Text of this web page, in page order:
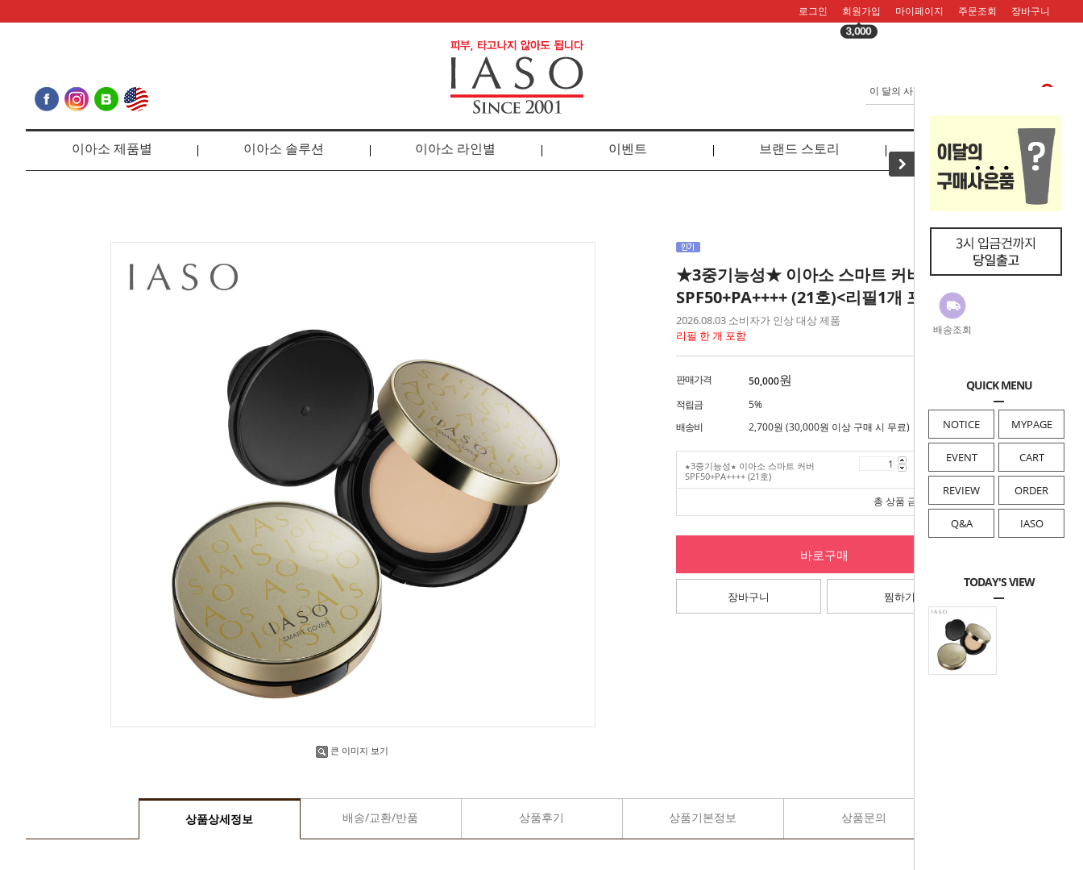
배송조회
QUICK MENU
NOTICE MYPAGE
EVENT CART
REVIEW ORDER
Q&A IASO
TODAY'S VIEW
로그인 회원가입 마이페이지 주문조회 장바구니
이아소 제품별 이아소 솔루션 이아소 라인별 이벤트 브랜드 스토리 리뷰
큰 이미지 보기
★3중기능성★ 이아소 스마트 커버
SPF50+PA++++ (21호)<리필1개 포함>
2026.08.03 소비자가 인상 대상 제품
리필 한 개 포함
판매가격 50,000원
적립금
5%
배송비
2,700원 (30,000원 이상 구매 시 무료)
★3중기능성★ 이아소 스마트 커버
SPF50+PA++++ (21호)
총 상품 금액 50,000 원
바로구매
장바구니 찜하기
상품상세정보 배송/교환/반품 상품후기 상품기본정보 상품문의